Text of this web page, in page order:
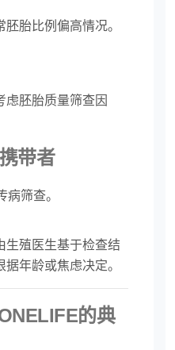
胎比例偏高情况。
虑胚胎质量筛查因
带者
筛查。
生殖医生基于检查结
年龄或焦虑决定。
的典